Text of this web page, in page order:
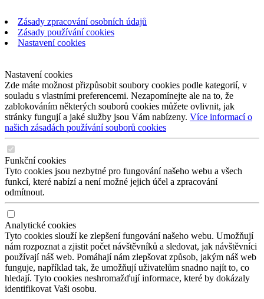
Zásady zpracování osobních údajů
Zásady používání cookies
Nastavení cookies
Nastavení cookies
Zde máte možnost přizpůsobit soubory cookies podle kategorií, v
souladu s vlastními preferencemi. Nezapomínejte ale na to, že
zablokováním některých souborů cookies můžete ovlivnit, jak
stránky fungují a jaké služby jsou Vám nabízeny. Více informací o
našich zásadách používání souborů cookies
Funkční cookies
Tyto cookies jsou nezbytné pro fungování našeho webu a všech
funkcí, které nabízí a není možné jejich účel a zpracování
odmítnout.
Analytické cookies
Tyto cookies slouží ke zlepšení fungování našeho webu. Umožňují
nám rozpoznat a zjistit počet návštěvníků a sledovat, jak návštěvníci
používají náš web. Pomáhají nám zlepšovat způsob, jakým náš web
funguje, například tak, že umožňují uživatelům snadno najít to, co
hledají. Tyto cookies neshromažďují informace, které by dokázaly
identifikovat Vaši osobu.